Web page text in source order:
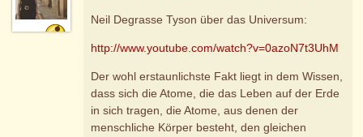
Neil Degrasse Tyson über das Universum:
http://www.youtube.com/watch?v=0azoN7t3UhM
Der wohl erstaunlichste Fakt liegt in dem Wissen,
dass sich die Atome, die das Leben auf der Erde
in sich tragen, die Atome, aus denen der
menschliche Körper besteht, den gleichen